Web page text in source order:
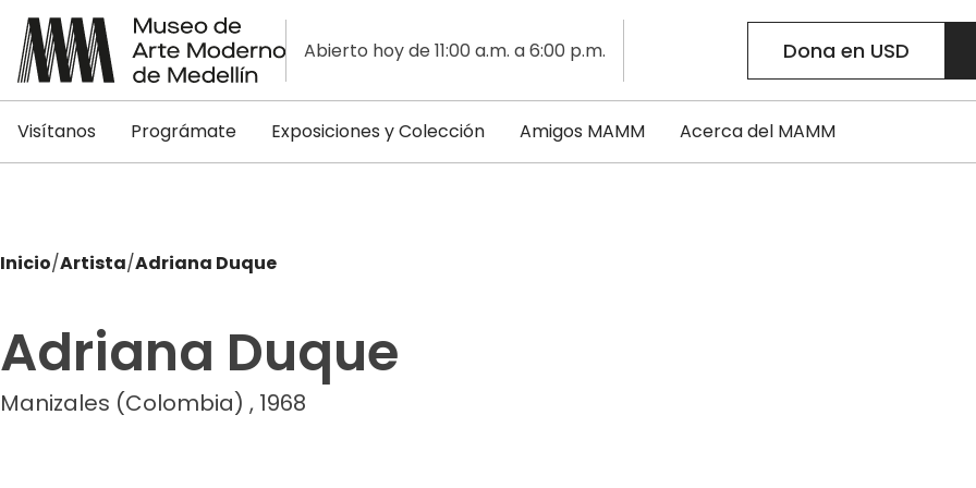
Abierto hoy de 11:00 a.m. a 6:00 p.m. Dona en USD
Visítanos Prográmate Exposiciones y Colección Amigos MAMM Acerca del MAMM
Inicio/Artista/Adriana Duque
Adriana Duque
Manizales (Colombia) , 1968